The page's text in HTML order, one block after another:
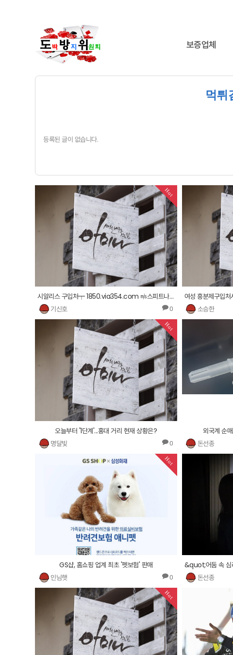
보증업체
먹튀
등록된 글이 없습니다.
Hot
시알리스 구입처┯ 1850.via354.com ㎧스피트나이트 판매 사이트 ㎮
기신호
0
소승한
Hot
오늘부터 '1단계'...홍대 거리 현재 상황은?
명달빛
0
외국계 순
돈선종
Hot
GS샵, 홈쇼핑 업계 최초 '펫보험' 판매
인님햇
0
돈선종
Hot